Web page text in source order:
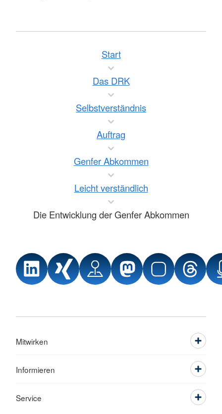
Start
Das DRK
Selbstverständnis
Auftrag
Genfer Abkommen
Leicht verständlich
Die Entwicklung der Genfer Abkommen
Mitwirken
Informieren
Service